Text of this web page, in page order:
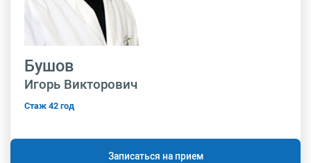
Бушов
Игорь Викторович
Стаж 42 год
Записаться на прием